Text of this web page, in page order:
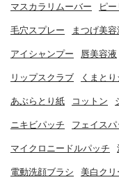
マスカラリムーバー ピ
毛穴スプレー まつげ美容
アイシャンプー 唇美容液
リップスクラブ くまと
あぶらとり紙 コットン
ニキビパッチ フェイス
マイクロニードルパッチ
電動洗顔ブラシ 美白クリ